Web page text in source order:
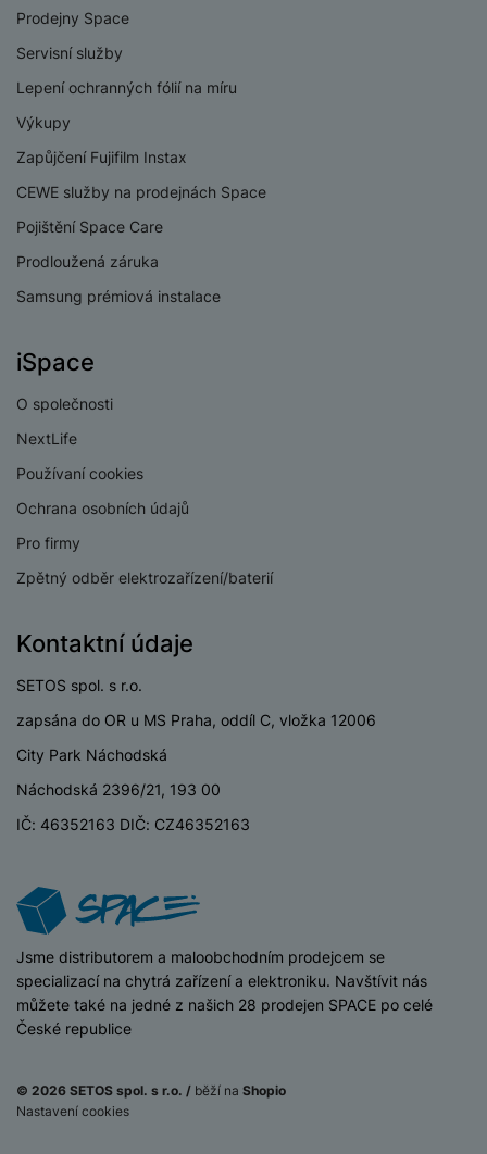
Prodejny Space
Servisní služby
Lepení ochranných fólií na míru
Výkupy
Zapůjčení Fujifilm Instax
CEWE služby na prodejnách Space
Pojištění Space Care
Prodloužená záruka
Samsung prémiová instalace
iSpace
O společnosti
NextLife
Používaní cookies
Ochrana osobních údajů
Pro firmy
Zpětný odběr elektrozařízení/baterií
Kontaktní údaje
SETOS spol. s r.o.
zapsána do OR u MS Praha, oddíl C, vložka 12006
City Park Náchodská
Náchodská 2396/21, 193 00
IČ: 46352163 DIČ: CZ46352163
iSpace
Jsme distributorem a maloobchodním prodejcem se
specializací na chytrá zařízení a elektroniku. Navštívit nás
můžete také na jedné z našich 28 prodejen SPACE po celé
České republice
Nastavení cookies
© 2026 SETOS spol. s r.o. / běží na Shopio